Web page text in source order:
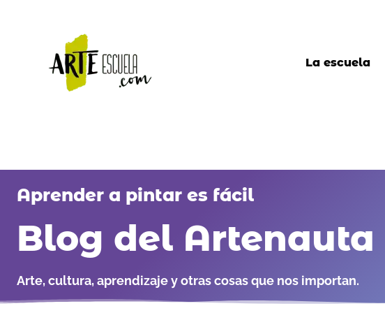
La escuela
Aprender a pintar es fácil
Blog del Artenauta
Arte, cultura, aprendizaje y otras cosas que nos importan.